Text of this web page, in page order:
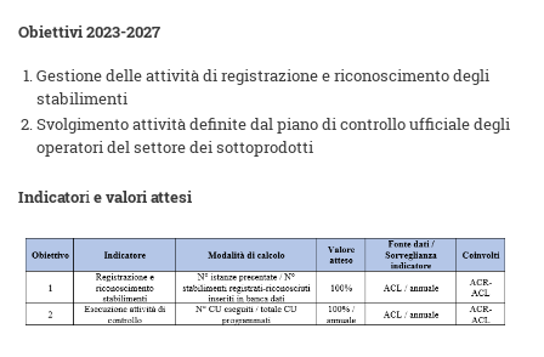
Obiettivi2023-2027
Gestione delle attività di registrazione e riconoscimento degli
stabilimenti
Svolgimento attività definite dal piano di controllo ufficiale degli
operatori del settore dei sottoprodotti
Indicatorie valori attesi